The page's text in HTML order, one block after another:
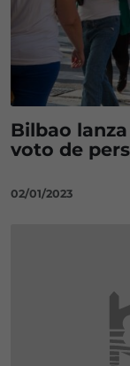
Bilbao
voto de
02/01/2023